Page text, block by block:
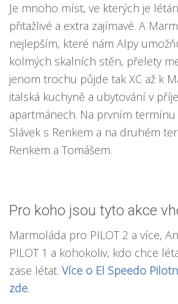
Je mnoho míst, ve kterých je
přitažlivé a extra zajímavé. A
nejlepším, které nám Alpy
kolmých skalních stěn, přelety
jenom trochu půjde tak XC až k
italská kuchyně a ubytování v
apartmánech. Na prvním termínu
Slávek s Renkem a na druhém
Renkem a Tomášem.
Pro koho jsou tyto akce
Marmoláda pro PILOT 2 a více,
PILOT 1 a kohokoliv, kdo chce
zase létat. Více o El Speedo
zde.